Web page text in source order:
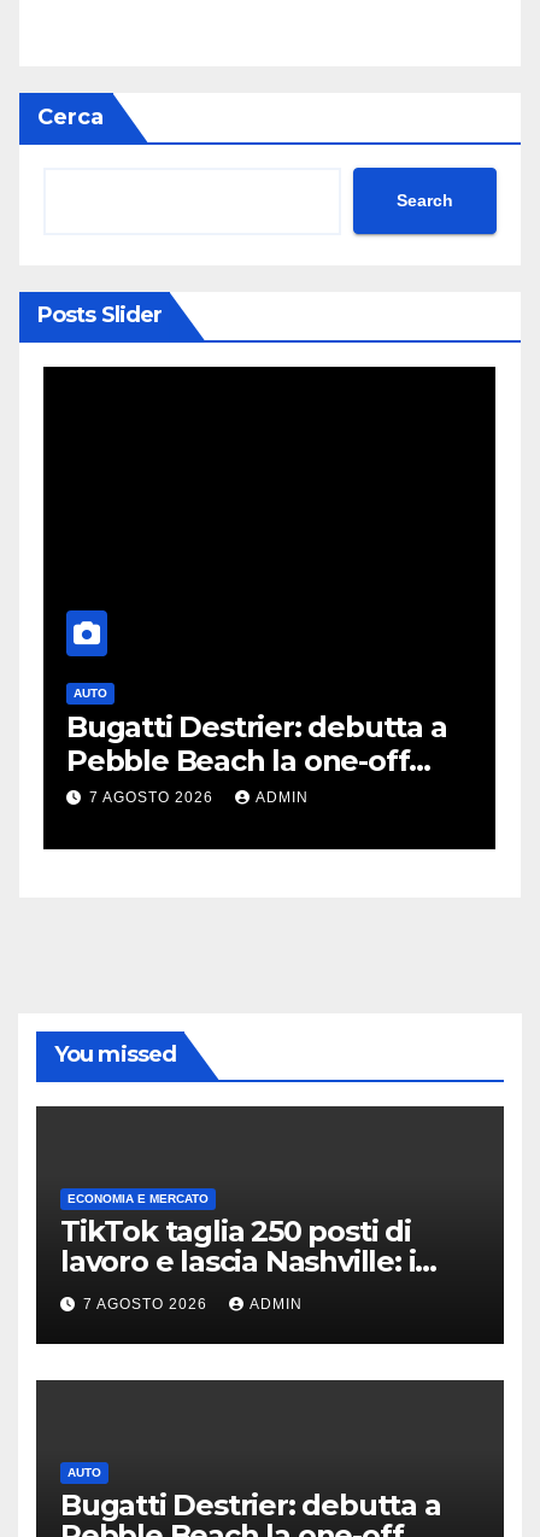
Cerca
Search
Posts Slider
AUTO
Bugatti Destrier: debutta a
Pebble Beach la one-off
derivata dalla Bolide
7 AGOSTO 2026 ADMIN
You missed
ECONOMIA E MERCATO
TikTok taglia 250 posti di
lavoro e lascia Nashville: i
motivi della scelta
7 AGOSTO 2026 ADMIN
AUTO
Bugatti Destrier: debutta a